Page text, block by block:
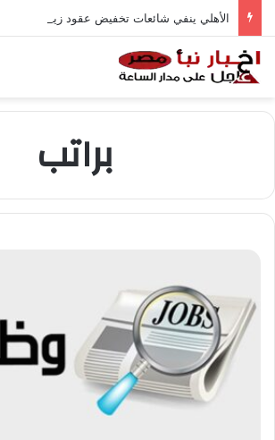
الأهلي ينفي شائعات تخفيض عقود زيزو والشناوي
براتب